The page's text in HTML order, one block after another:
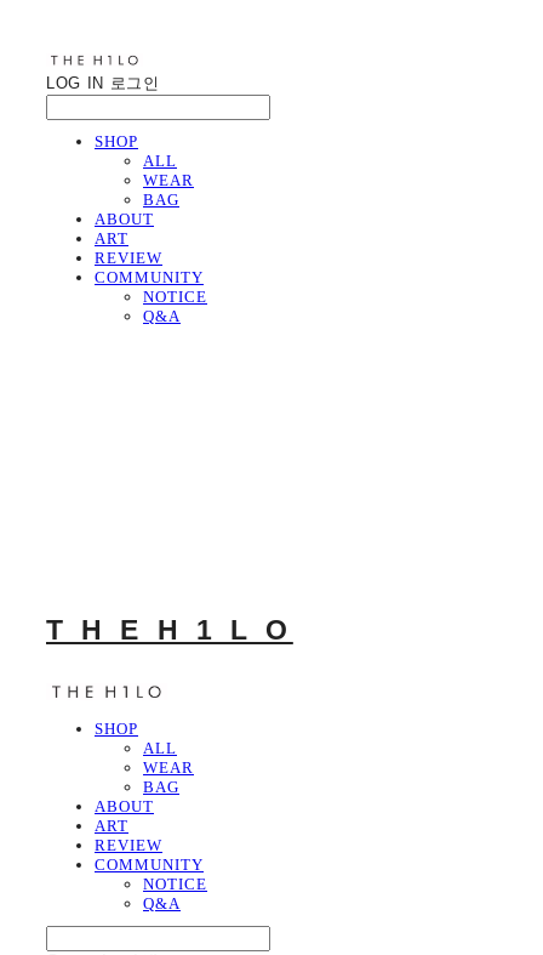
LOG IN 로그인
SHOP
ALL
WEAR
BAG
ABOUT
ART
REVIEW
COMMUNITY
NOTICE
Q&A
T H E H 1 L O
SHOP
ALL
WEAR
BAG
ABOUT
ART
REVIEW
COMMUNITY
NOTICE
Q&A